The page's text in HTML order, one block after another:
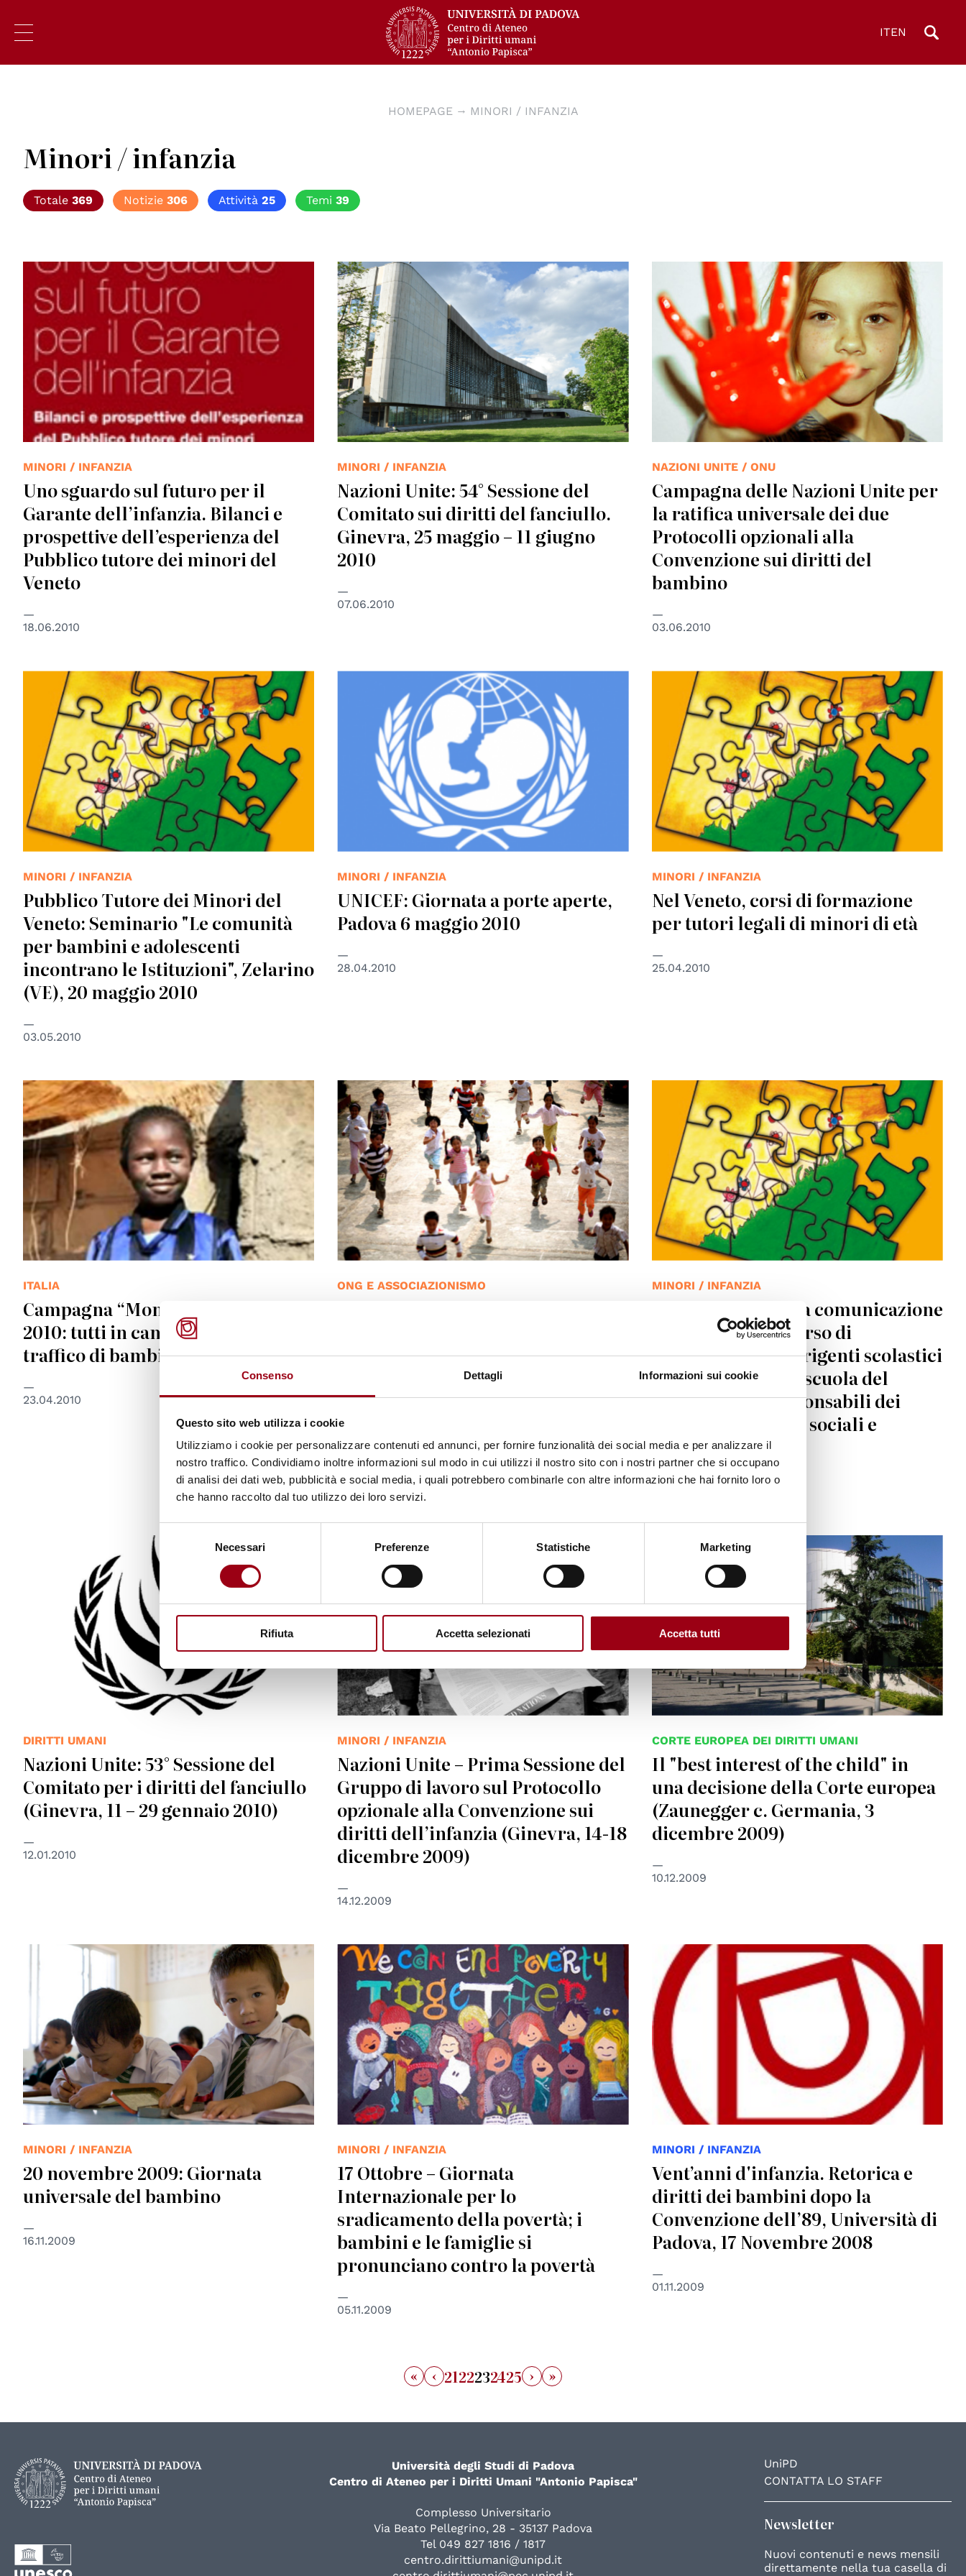
Consenso Dettagli Informazioni sui cookie
Questo sito web utilizza i cookie
Utilizziamo i cookie per personalizzare contenuti ed annunci, per fornire funzionalità dei social media e per analizzare il
nostro traffico. Condividiamo inoltre informazioni sul modo in cui utilizzi il nostro sito con i nostri partner che si occupano
di analisi dei dati web, pubblicità e social media, i quali potrebbero combinarle con altre informazioni che hai fornito loro o
che hanno raccolto dal tuo utilizzo dei loro servizi.
consenso
Necessari Preferenze Statistiche Marketing
Rifiuta Accetta selezionati Accetta tutti
ITEN
HOMEPAGE MINORI / INFANZIA
Minori / infanzia
Totale 369 Notizie 306 Attività 25 Temi 39
MINORI / INFANZIA
Uno sguardo sul futuro per il
Garante dell’infanzia. Bilanci e
prospettive dell’esperienza del
Pubblico tutore dei minori del
Veneto
18.06.2010
© Centro Diritti Umani - Università di Padova
MINORI / INFANZIA
Nazioni Unite: 54° Sessione del
Comitato sui diritti del fanciullo.
Ginevra, 25 maggio – 11 giugno
2010
07.06.2010
© Red Hand Day
NAZIONI UNITE / ONU
Campagna delle Nazioni Unite per
la ratifica universale dei due
Protocolli opzionali alla
Convenzione sui diritti del
bambino
03.06.2010
MINORI / INFANZIA
Pubblico Tutore dei Minori del
Veneto: Seminario "Le comunità
per bambini e adolescenti
incontrano le Istituzioni", Zelarino
(VE), 20 maggio 2010
03.05.2010
MINORI / INFANZIA
UNICEF: Giornata a porte aperte,
Padova 6 maggio 2010
28.04.2010
MINORI / INFANZIA
Nel Veneto, corsi di formazione
per tutori legali di minori di età
25.04.2010
© Tutti in campo contro il traffico di bambini
ITALIA
Campagna “Mondiali Sudafrica
2010: tutti in campo contro il
traffico di bambini”
23.04.2010
© UNESCO
ONG E ASSOCIAZIONISMO
Milano
19.04.2010
MINORI / INFANZIA
Avvio del corso “La comunicazione
scuola-servizi - Corso di
formazione per dirigenti scolastici
e insegnanti della scuola del
primo ciclo e responsabili dei
servizi territoriali sociali e
sociosanitari"
DIRITTI UMANI
Nazioni Unite: 53° Sessione del
Comitato per i diritti del fanciullo
(Ginevra, 11 – 29 gennaio 2010)
12.01.2010
© UN Photo
MINORI / INFANZIA
Nazioni Unite – Prima Sessione del
Gruppo di lavoro sul Protocollo
opzionale alla Convenzione sui
diritti dell’infanzia (Ginevra, 14-18
dicembre 2009)
14.12.2009
© Consiglio d'Europa
CORTE EUROPEA DEI DIRITTI UMANI
Il "best interest of the child" in
una decisione della Corte europea
(Zaunegger c. Germania, 3
dicembre 2009)
10.12.2009
MINORI / INFANZIA
20 novembre 2009: Giornata
universale del bambino
16.11.2009
© ONU
MINORI / INFANZIA
17 Ottobre – Giornata
Internazionale per lo
sradicamento della povertà; i
bambini e le famiglie si
pronunciano contro la povertà
05.11.2009
MINORI / INFANZIA
Vent’anni d'infanzia. Retorica e
diritti dei bambini dopo la
Convenzione dell’89, Università di
Padova, 17 Novembre 2008
01.11.2009
« ‹ 2122232425 › »
UniPD
CONTATTA LO STAFF
Newsletter
Nuovi contenuti e news mensili
direttamente nella tua casella di
Università degli Studi di Padova
Centro di Ateneo per i Diritti Umani "Antonio Papisca"
Complesso Universitario
Via Beato Pellegrino, 28 - 35137 Padova
Tel 049 827 1816 / 1817
centro.dirittiumani@unipd.it